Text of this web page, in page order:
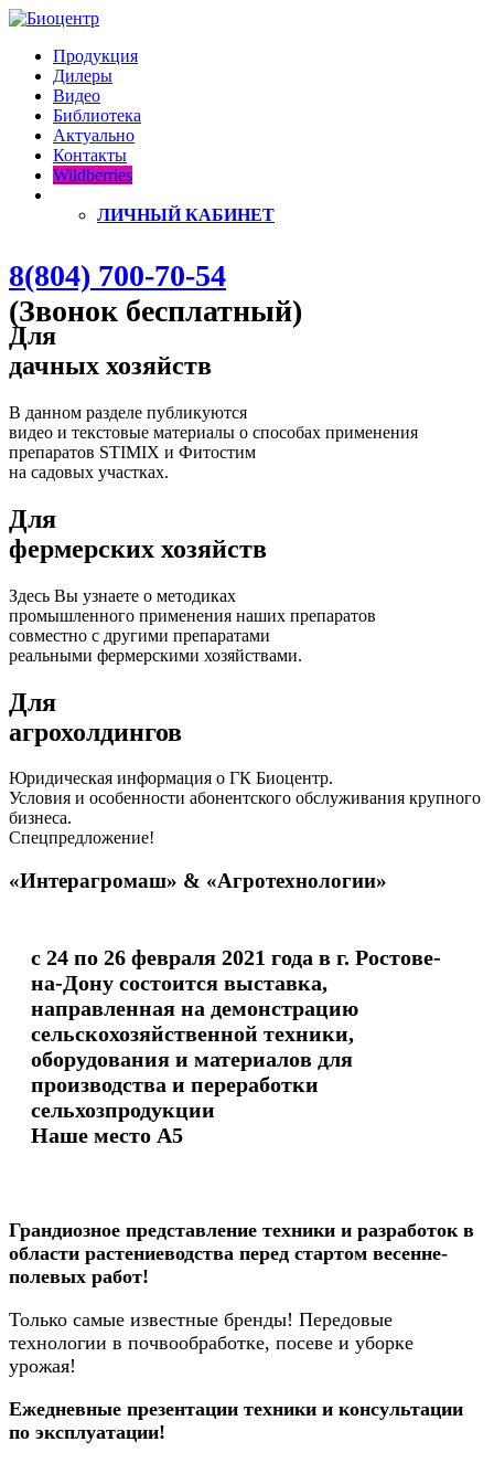
Продукция
Дилеры
Видео
Библиотека
Актуально
Контакты
Wildberries
ЛИЧНЫЙ КАБИНЕТ
8(804) 700-70-54
(Звонок бесплатный)
Для
дачных хозяйств
В данном разделе публикуются
видео и текстовые материалы о способах применения
препаратов STIMIX и Фитостим
на садовых участках.
Для
фермерских хозяйств
Здесь Вы узнаете о методиках
промышленного применения наших препаратов
совместно с другими препаратами
реальными фермерскими хозяйствами.
Для
агрохолдингов
Юридическая информация о ГК Биоцентр.
Условия и особенности абонентского обслуживания крупного
бизнеса.
Спецпредложение!
«Интерагромаш» & «Агротехнологии»
с 24 по 26 февраля 2021 года в г. Ростове-
на-Дону состоится выставка,
направленная на демонстрацию
сельскохозяйственной техники,
оборудования и материалов для
производства и переработки
сельхозпродукции
Наше место А5
Грандиозное представление техники и разработок в
области растениеводства перед стартом весенне-
полевых работ!
Только самые известные бренды! Передовые
технологии в почвообработке, посеве и уборке
урожая!
Ежедневные презентации техники и консультации
по эксплуатации!